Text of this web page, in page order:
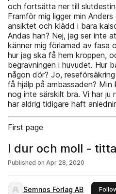
och fortsätta ner till
Framför mig ligger min
ansiktet och klädd i bara
Andas han? Nej, jag ser inte
känner mig förlamad av fasa
hur jag ska få hem kroppen,
begravningen i huvudet. Hur
någon dör? Jo,
få hjälp på ambassaden?
nog inte särskilt bra. Vi har ju
har aldrig tidigare haft
First page
I dur och moll -
Published on Apr 28, 2020
Semnos Förlag AB